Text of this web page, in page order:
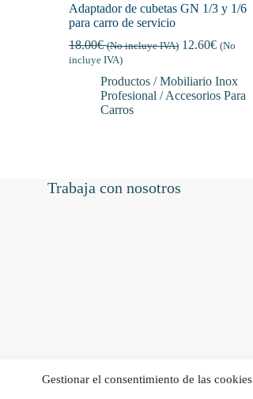
Gestionar el consentimiento de las cookies
Adaptador de cubetas GN 1/3 y 1/6
para carro de servicio
18.00€ (No incluye IVA) 12.60€ (No
incluye IVA)
Productos / Mobiliario Inox
Profesional / Accesorios Para
Carros
Trabaja con nosotros